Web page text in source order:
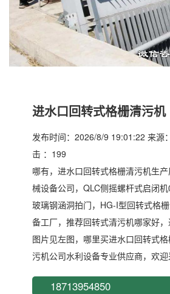
进水口回转式格栅清污机
发布时间：2026/8/9 19:01:22 来源
击 ：199
哪有，进水口回转式格栅清污机生
械设备公司，QLC侧摇螺杆式启闭机
玻璃钢涵洞拍门，HG-I型回转式格
备工厂，推荐回转式清污机哪家好
图片见左图，哪里买进水口回转式
污机公司水利设备专业供应商，欢迎
18713954850